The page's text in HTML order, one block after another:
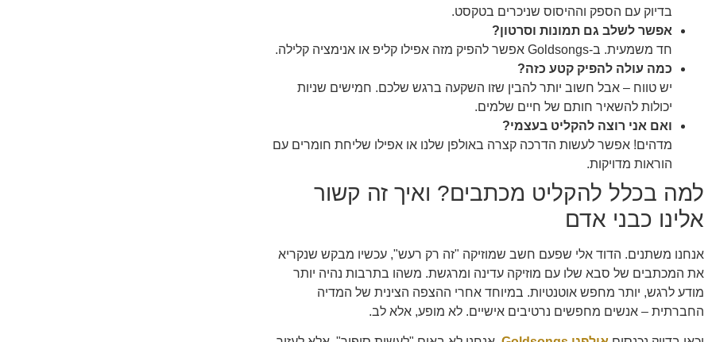
בדיוק עם הספק וההיסוס שניכרים בטקסט.
אפשר לשלב גם תמונות וסרטון?
חד משמעית. ב-Goldsongs אפשר להפיק מזה אפילו קליפ או אנימציה קלילה.
כמה עולה להפיק קטע כזה?
יש טווח – אבל חשוב יותר להבין שזו השקעה ברגש שלכם. חמישים שניות
יכולות להשאיר חותם של חיים שלמים.
ואם אני רוצה להקליט בעצמי?
מדהים! אפשר לעשות הדרכה קצרה באולפן שלנו או אפילו שליחת חומרים עם
הוראות מדויקות.
למה בכלל להקליט מכתבים? ואיך זה קשור
אלינו כבני אדם
אנחנו משתנים. הדוד אלי שפעם חשב שמוזיקה "זה רק רעש", עכשיו מבקש שנקריא
את המכתבים של סבא שלו עם מוזיקה עדינה ומרגשת. משהו בתרבות נהיה יותר
מודע לרגש, יותר מחפש אוטנטיות. במיוחד אחרי ההצפה הצינית של המדיה
החברתית – אנשים מחפשים נרטיבים אישיים. לא מופע, אלא לב.